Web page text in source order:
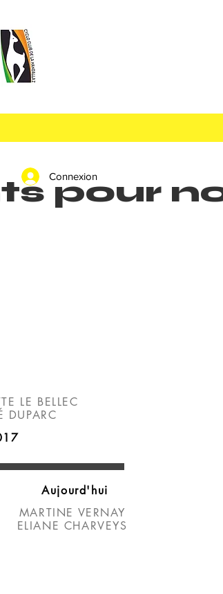
Connexion
pour
LE BELLEC
DUPARC
Aujourd'hui
MARTINE VERNAY
ELIANE CHARVEYS